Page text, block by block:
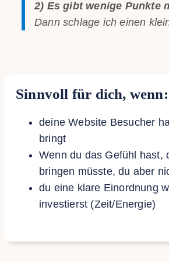
2) Es gibt wenige Punkte
Dann schlage ich einen
Sinnvoll für dich, wenn:
deine Website Besucher
bringt
Wenn du das Gefühl hast,
bringen müsste, du aber
du eine klare Einordnung
investierst (Zeit/Energie)